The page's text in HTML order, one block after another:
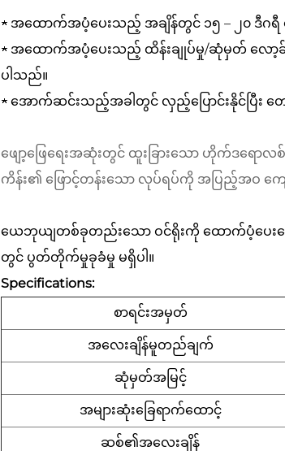
★ အထောက်အပံ့ပေးသည့် အချိန်တွင် ၁၅ – ၂၀ ဒီ
★ အထောက်အပံ့ပေးသည့် ထိန်းချုပ်မှု/ဆုံမှတ် လော့
ပါသည်။
★ အောက်ဆင်းသည့်အခါတွင် လှည့်ပြောင်းနိုင်ပြီး
ဖျော့ဖြေရေးအဆုံးတွင် ထူးခြားသော ဟိုက်
ကိန်း၏ ဖြောင့်တန်းသော လုပ်ရပ်ကို အပြည့်အဝ ကျ
ယေဘုယျတစ်ခုတည်းသော ဝင်ရိုးကို ထောက်ပံ့ပေ
တွင် ပွတ်တိုက်မှုခုခံမှု မရှိပါ။
Specifications:
စာရင်းအမှတ်
အလေးချိန်မူတည်ချက်
ဆုံမှတ်အမြင့်
အများဆုံးခြေရာက်ထောင့်
ဆစ်၏အလေးချိန်